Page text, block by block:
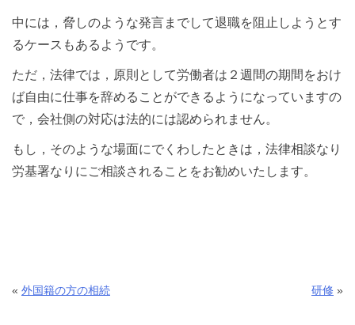
中には，脅しのような発言までして退職を阻止しようとす
るケースもあるようです。
ただ，法律では，原則として労働者は２週間の期間をおけ
ば自由に仕事を辞めることができるようになっていますの
で，会社側の対応は法的には認められません。
もし，そのような場面にでくわしたときは，法律相談なり
労基署なりにご相談されることをお勧めいたします。
« 外国籍の方の相続 研修 »